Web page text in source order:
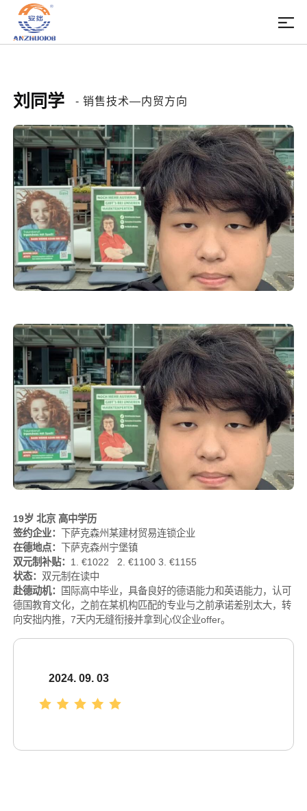
刘同学 - 销售技术—内贸方向
2024. 09. 03
19岁 北京 高中学历
签约企业：
下萨克森州某建材贸易连锁企业
在德地点：
下萨克森州宁堡镇
双元制补贴： 1. €1022 2. €1100 3. €1155
状态： 双元制在读中
赴德动机：
国际高中毕业，具备良好的德语能力和英语能力，认可
德国教育文化，之前在某机构匹配的专业与之前承诺差别太大，转
向安拙内推，7天内无缝衔接并拿到心仪企业offer。